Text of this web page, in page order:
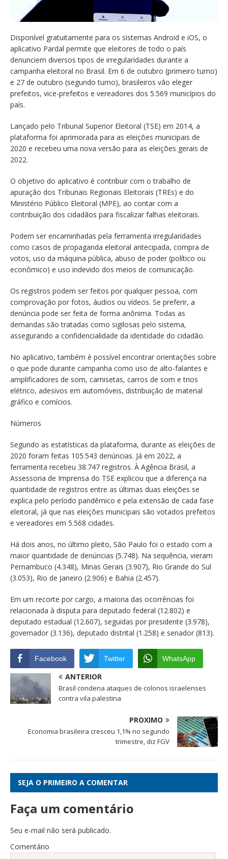
Disponível gratuitamente para os sistemas Android e iOS, o
aplicativo Pardal permite que eleitores de todo o país
denunciem diversos tipos de irregularidades durante a
campanha eleitoral no Brasil. Em 6 de outubro (primeiro turno)
e 27 de outubro (segundo turno), brasileiros vão eleger
prefeitos, vice-prefeitos e vereadores dos 5.569 municípios do
país.
Lançado pelo Tribunal Superior Eleitoral (TSE) em 2014, a
plataforma foi aprimorada para as eleições municipais de
2020 e recebeu uma nova versão para as eleições gerais de
2022.
O objetivo do aplicativo é contribuir com o trabalho de
apuração dos Tribunais Regionais Eleitorais (TREs) e do
Ministério Público Eleitoral (MPE), ao contar com a
contribuição dos cidadãos para fiscalizar falhas eleitorais.
Podem ser encaminhadas pela ferramenta irregularidades
como casos de propaganda eleitoral antecipada, compra de
votos, uso da máquina pública, abuso de poder (político ou
econômico) e uso indevido dos meios de comunicação.
Os registros podem ser feitos por qualquer pessoa, com
comprovação por fotos, áudios ou vídeos. Se preferir, a
denúncia pode ser feita de forma anônima. Todas as
demandas são tratadas como sigilosas pelo sistema,
assegurando a confidencialidade da identidade do cidadão.
No aplicativo, também é possível encontrar orientações sobre
o que pode durante campanha como uso de alto-falantes e
amplificadores de som, camisetas, carros de som e trios
elétrico, adesivos em automóveis, distribuição de material
gráfico e comícios.
Números
Segundo as estatísticas da plataforma, durante as eleições de
2020 foram feitas 105.543 denúncias. Já em 2022, a
ferramenta recebeu 38.747 registros. À Agência Brasil, a
Assessoria de Imprensa do TSE explicou que a diferença na
quantidade de registros entre as últimas duas eleições se
explica pelo período pandêmico e pela extensão de cada fase
eleitoral, já que nas eleições municipais são votados prefeitos
e vereadores em 5.568 cidades.
Há dois anos, no último pleito, São Paulo foi o estado com a
maior quantidade de denúncias (5.748). Na sequência, vieram
Pernambuco (4.348), Minas Gerais (3.907), Rio Grande do Sul
(3.053), Rio de Janeiro (2.906) e Bahia (2.457).
Em um recorte por cargo, a maioria das ocorrências foi
relacionada à disputa para deputado federal (12.802) e
deputado estadual (12.607), seguidas por presidente (3.978),
governador (3.136), deputado distrital (1.258) e senador (813).
Facebook Twitter WhatsApp
ANTERIOR
Brasil condena ataques de colonos israelenses
contra vila palestina
PRÓXIMO
Economia brasileira cresceu 1,1% no segundo
trimestre, diz FGV
SEJA O PRIMEIRO A COMENTAR
Faça um comentário
Seu e-mail não será publicado.
Comentário